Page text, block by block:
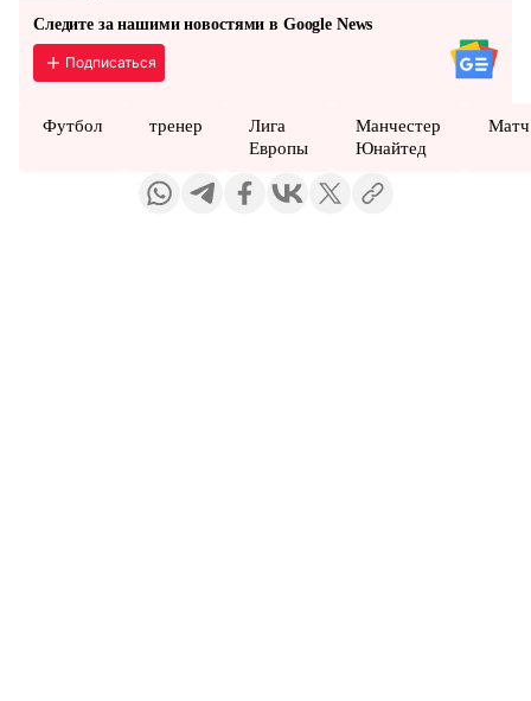
Следите за нашими новостями в Google News
Подписаться
Футбол тренер
Лига
Европы
Манчестер
Юнайтед
Матч